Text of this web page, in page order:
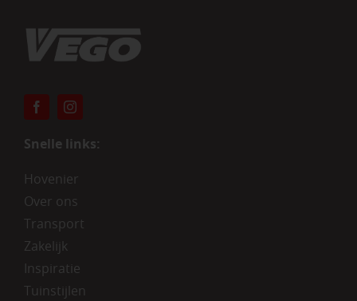
Snelle links:
Hovenier
Over ons
Transport
Zakelijk
Inspiratie
Tuinstijlen